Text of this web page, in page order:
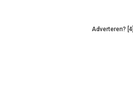
Adverteren? [4]